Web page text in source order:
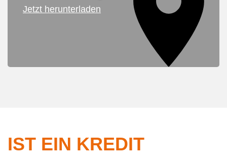
Jetzt herunterladen
IST EIN KREDIT